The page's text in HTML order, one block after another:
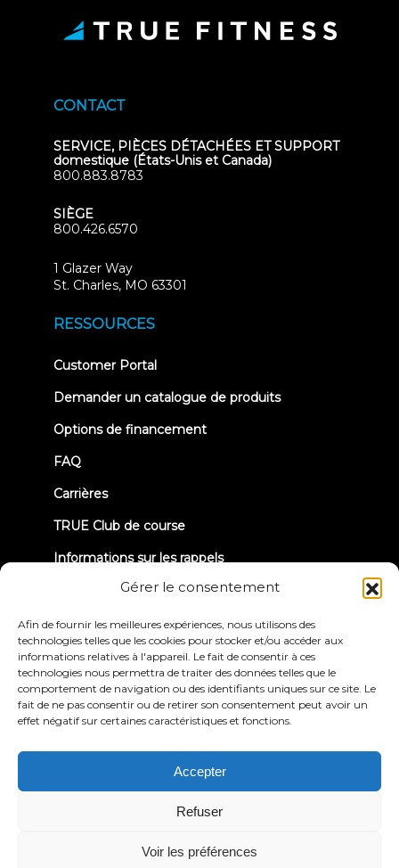
Gérer le consentement
Afin de fournir les meilleures expériences, nous utilisons des
technologies telles que les cookies pour stocker et/ou accéder aux
informations relatives à l'appareil. Le fait de consentir à ces
technologies nous permettra de traiter des données telles que le
comportement de navigation ou des identifiants uniques sur ce site. Le
fait de ne pas consentir ou de retirer son consentement peut avoir un
effet négatif sur certaines caractéristiques et fonctions.
Accepter
Refuser
Voir les préférences
CONTACT
SERVICE, PIÈCES DÉTACHÉES ET SUPPORT
domestique (États-Unis et Canada)
800.883.8783
SIÈGE
800.426.6570
1 Glazer Way
St. Charles, MO 63301
RESSOURCES
Customer Portal(opens
new
Demander un catalogue de produits
Options de financement
FAQ
Carrières
TRUE Club de course
Informations sur les rappels
© 2026 True Fitness. All Rights Reserved
confidentialité
d'utilisation
Déclaration d'accessibilité